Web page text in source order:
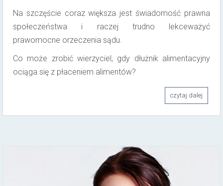
Na szczęście coraz większa jest świadomość prawna
społeczeństwa i raczej trudno lekceważyć
prawomocne orzeczenia sądu.
Co może zrobić wierzyciel, gdy dłużnik alimentacyjny
ociąga się z płaceniem alimentów?
czytaj dalej